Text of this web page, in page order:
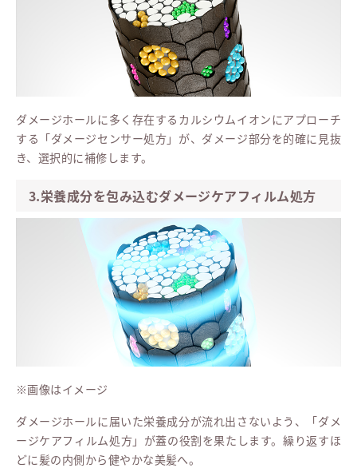
ダメージホールに多く存在するカルシウムイオンにアプローチ
する「ダメージセンサー処方」が、ダメージ部分を的確に見抜
き、選択的に補修します。
3.栄養成分を包み込むダメージケアフィルム処方
※画像はイメージ
ダメージホールに届いた栄養成分が流れ出さないよう、「ダメ
ージケアフィルム処方」が蓋の役割を果たします。繰り返すほ
どに髪の内側から健やかな美髪へ。